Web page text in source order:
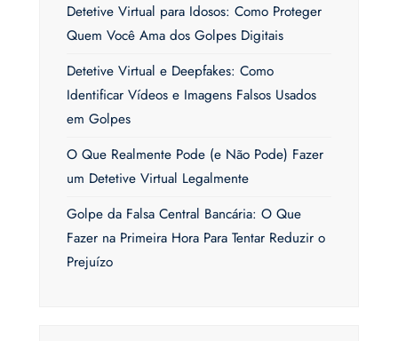
Detetive Virtual para Idosos: Como Proteger
Quem Você Ama dos Golpes Digitais
Detetive Virtual e Deepfakes: Como
Identificar Vídeos e Imagens Falsos Usados
em Golpes
O Que Realmente Pode (e Não Pode) Fazer
um Detetive Virtual Legalmente
Golpe da Falsa Central Bancária: O Que
Fazer na Primeira Hora Para Tentar Reduzir o
Prejuízo